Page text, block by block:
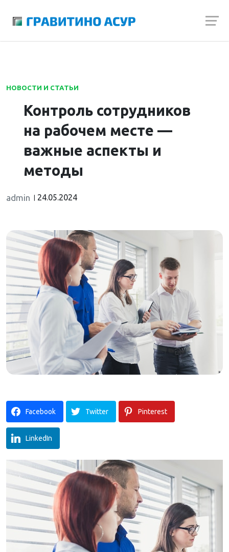
НОВОСТИ И СТАТЬИ
Контроль сотрудников
на рабочем месте —
важные аспекты и
методы
admin 24.05.2024
Facebook Twitter Pinterest
LinkedIn